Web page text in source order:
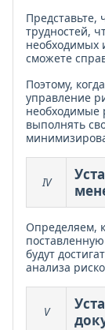
трудностей,
необходимых
сможете
Поэтому,
управление
необходимые
выполнять
IV
Определяем,
будут
анализа
V